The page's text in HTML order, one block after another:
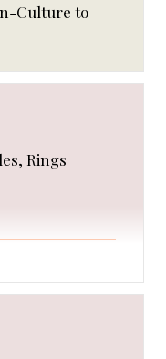
Culture to
Rings
& Wings
Shoes